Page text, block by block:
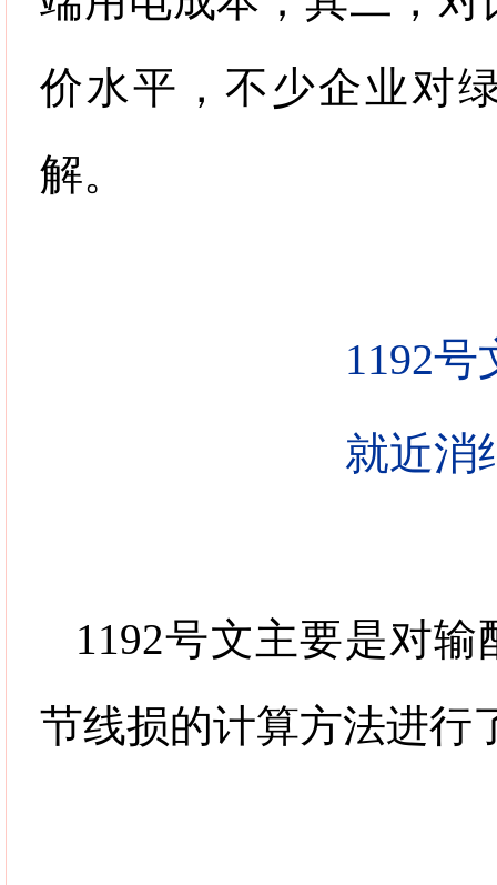
价水平，不少企业对
解。
1192号
就近消
1192号文主要是对输
节线损的计算方法进行